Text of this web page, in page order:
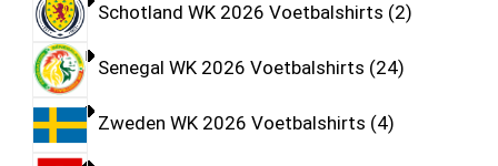
Schotland WK 2026 Voetbalshirts 2
Senegal WK 2026 Voetbalshirts 24
Zweden WK 2026 Voetbalshirts 4